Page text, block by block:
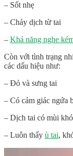
– Sốt nhẹ
– Chảy dịch từ tai
– Khả năng nghe
Còn với tình trạng
các dấu hiệu như:
– Đỏ và sưng tai
– Có cảm giác ngứa
– Dịch tai có mùi
– Luôn thấy ù tai,